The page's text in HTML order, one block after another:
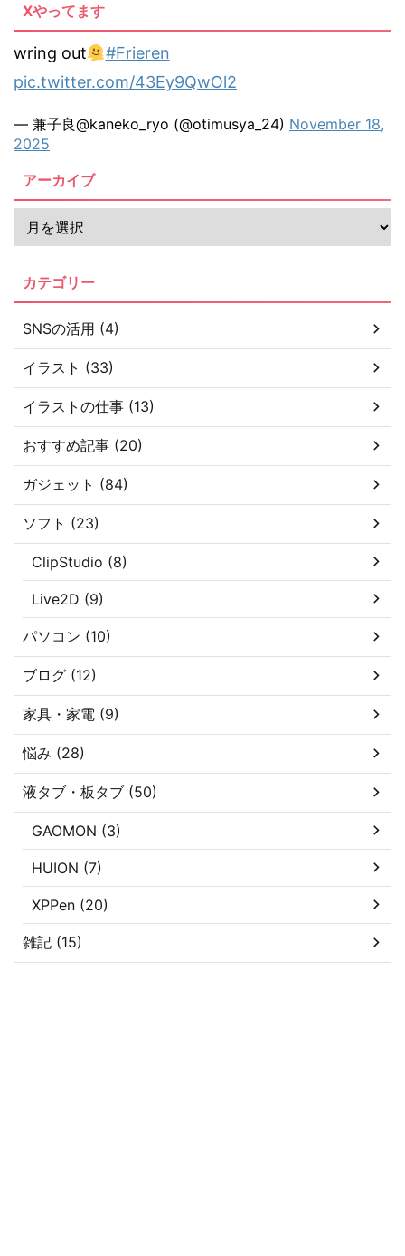
Xやってます
wring out
#Frieren
pic.twitter.com/43Ey9QwOl2
— 兼子良@kaneko_ryo (@otimusya_24) November 18,
2025
アーカイブ
カテゴリー
SNSの活用 (4)
イラスト (33)
イラストの仕事 (13)
おすすめ記事 (20)
ガジェット (84)
ソフト (23)
ClipStudio (8)
Live2D (9)
パソコン (10)
ブログ (12)
家具・家電 (9)
悩み (28)
液タブ・板タブ (50)
GAOMON (3)
HUION (7)
XPPen (20)
雑記 (15)